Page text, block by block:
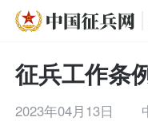
征兵工作条
2023年04月13日